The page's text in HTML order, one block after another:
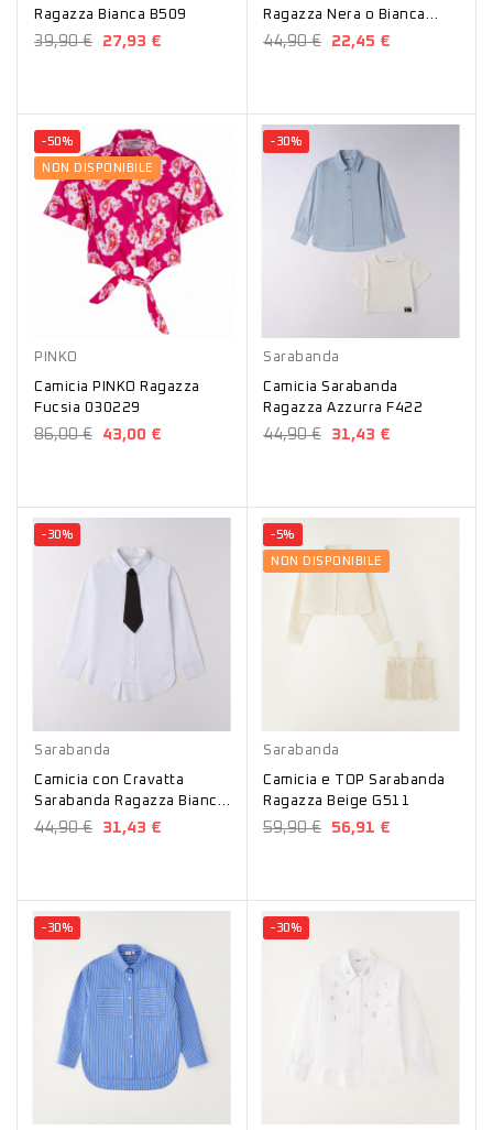
Ragazza Bianca B509
39,90 € 27,93 €
Ragazza Nera o Bianca
8569
44,90 € 22,45 €
-50%
NON DISPONIBILE
PINKO
Camicia PINKO Ragazza
Fucsia 030229
86,00 € 43,00 €
-30%
Sarabanda
Camicia Sarabanda
Ragazza Azzurra F422
44,90 € 31,43 €
-30%
Sarabanda
Camicia con Cravatta
Sarabanda Ragazza Bianca
F510
44,90 € 31,43 €
-5%
NON DISPONIBILE
Sarabanda
Camicia e TOP Sarabanda
Ragazza Beige G511
59,90 € 56,91 €
-30% -30%